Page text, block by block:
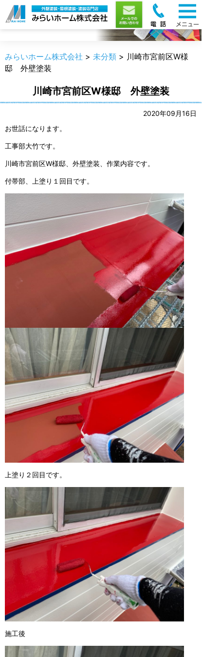
職人のうんちく
みらいホーム株式会社 > 未分類 > 川崎市宮前区W様
邸 外壁塗装
川崎市宮前区W様邸 外壁塗装
2020年09月16日
お世話になります。
工事部大竹です。
川崎市宮前区W様邸、外壁塗装、作業内容です。
付帯部、上塗り１回目です。
上塗り２回目です。
施工後